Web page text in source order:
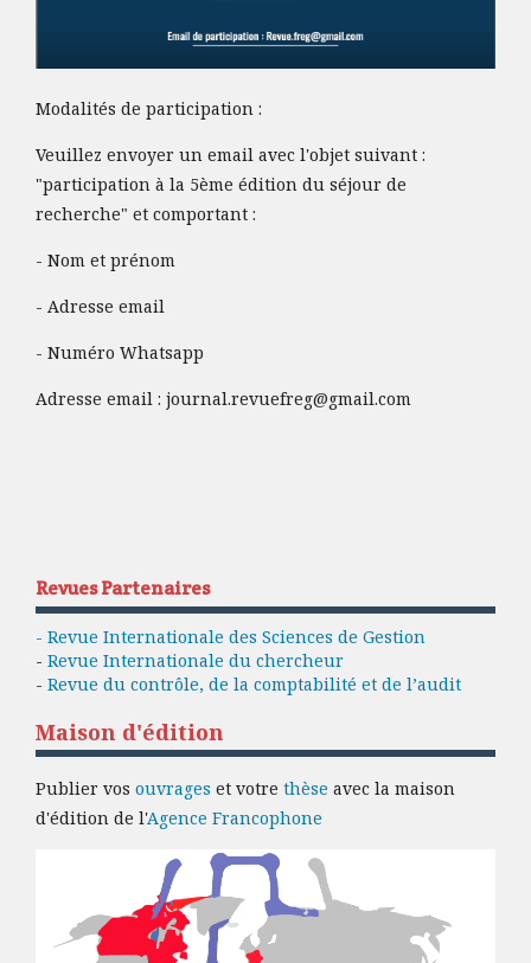
Modalités de participation :
Veuillez envoyer un email avec l'objet suivant :
"participation à la 5ème édition du séjour de
recherche" et comportant :
- Nom et prénom
- Adresse email
- Numéro Whatsapp
Adresse email : journal.revuefreg@gmail.com
Revues Partenaires
- Revue Internationale des Sciences de Gestion
- Revue Internationale du chercheur
- Revue du contrôle, de la comptabilité et de l’audit
Maison d'édition
Publier vos ouvrages et votre thèse avec la maison
d'édition de l'Agence Francophone